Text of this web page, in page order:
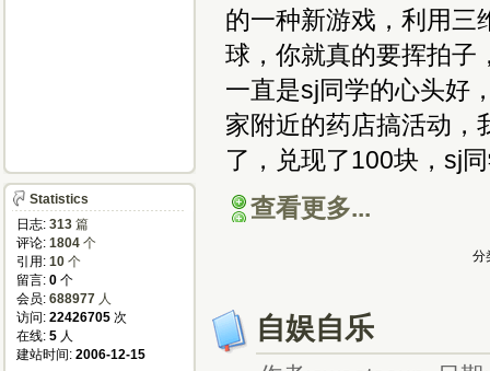
的一种新游戏，利用三
球，你就真的要挥拍子
一直是sj同学的心头好
家附近的药店搞活动，
了，兑现了100块，sj
查看更多...
分
自娱自乐
Statistics
日志: 313 篇
评论: 1804 个
引用: 10 个
留言: 0 个
会员: 688977 人
访问: 22426705 次
在线: 5 人
建站时间: 2006-12-15